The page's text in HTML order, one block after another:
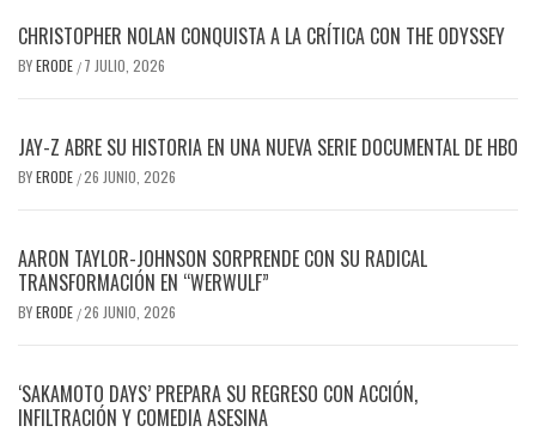
CHRISTOPHER NOLAN CONQUISTA A LA CRÍTICA CON THE ODYSSEY
BYERODE / 7 JULIO, 2026
JAY-Z ABRE SU HISTORIA EN UNA NUEVA SERIE DOCUMENTAL DE HBO
BYERODE /26 JUNIO, 2026
AARON TAYLOR-JOHNSON SORPRENDE CON SU RADICAL
TRANSFORMACIÓN EN “WERWULF”
BYERODE /26 JUNIO, 2026
‘SAKAMOTO DAYS’ PREPARA SU REGRESO CON ACCIÓN,
INFILTRACIÓN Y COMEDIA ASESINA